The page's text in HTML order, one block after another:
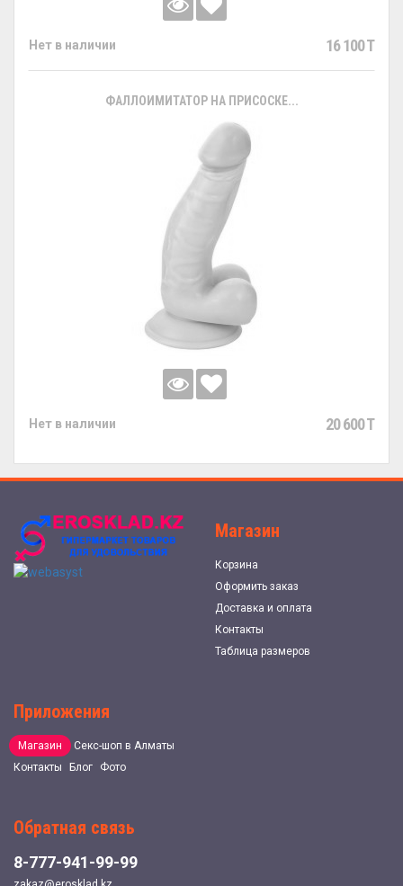
Нет в наличии 16 100 T
ФАЛЛОИМИТАТОР НА ПРИСОСКЕ...
Нет в наличии 20 600 T
Магазин
Корзина
Оформить заказ
Доставка и оплата
Контакты
Таблица размеров
Приложения
Магазин
Секс-шоп в Алматы
Контакты
Блог Фото
Обратная связь
8-777-941-99-99